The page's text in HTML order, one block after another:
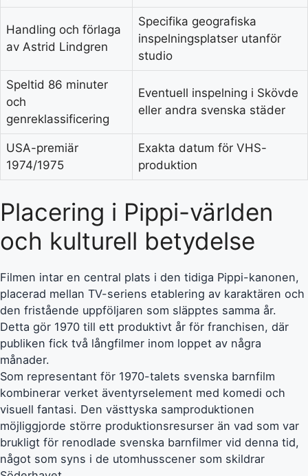
Handling och förlaga
av Astrid Lindgren
Specifika geografiska
inspelningsplatser utanför
studio
Speltid 86 minuter
och
genreklassificering
Eventuell inspelning i Skövde
eller andra svenska städer
USA-premiär
1974/1975
Exakta datum för VHS-
produktion
Placering i Pippi-världen
och kulturell betydelse
Filmen intar en central plats i den tidiga Pippi-kanonen,
placerad mellan TV-seriens etablering av karaktären och
den fristående uppföljaren som släpptes samma år.
Detta gör 1970 till ett produktivt år för franchisen, där
publiken fick två långfilmer inom loppet av några
månader.
Som representant för 1970-talets svenska barnfilm
kombinerar verket äventyrselement med komedi och
visuell fantasi. Den västtyska samproduktionen
möjliggjorde större produktionsresurser än vad som var
brukligt för renodlade svenska barnfilmer vid denna tid,
något som syns i de utomhusscener som skildrar